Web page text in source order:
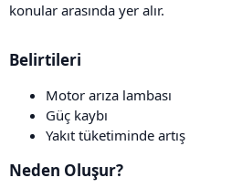
konular arasında yer alır.
Belirtileri​
Motor arıza lambası
Güç kaybı
Yakıt tüketiminde artış
Neden Oluşur?​